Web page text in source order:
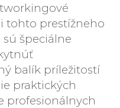
tohto prestížneho
špeciálne
balík príležitostí
praktických
profesionálnych